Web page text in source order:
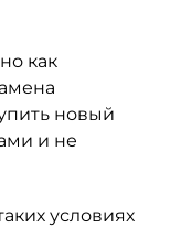
как
новый
и не
условиях